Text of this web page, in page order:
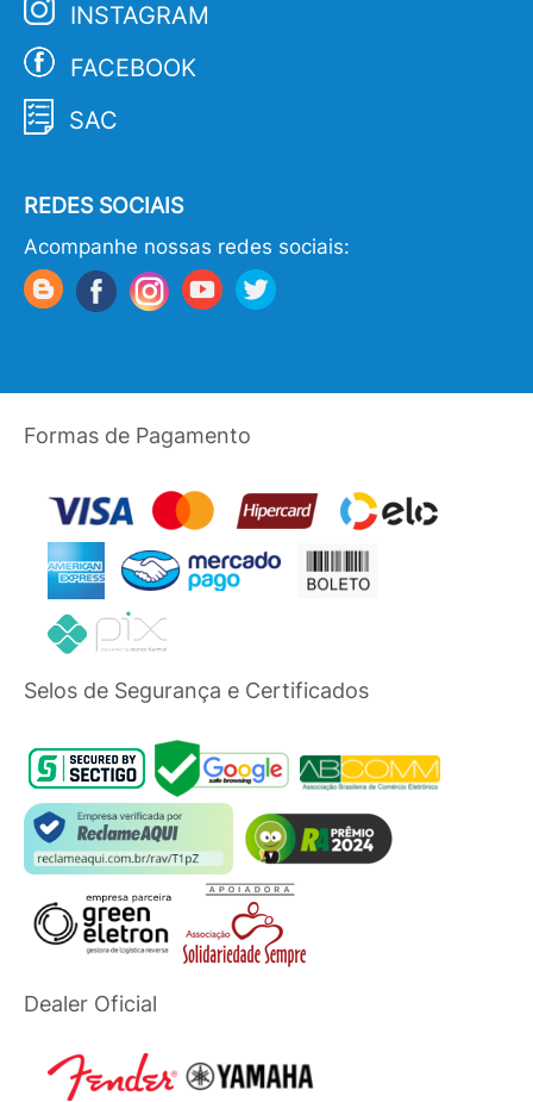
INSTAGRAM
FACEBOOK
SAC
REDES SOCIAIS
Acompanhe nossas redes sociais:
Formas de Pagamento
Selos de Segurança e Certificados
Dealer Oficial